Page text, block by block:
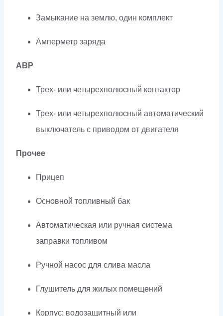
Замыкание на землю, один комплект
Амперметр заряда
АВР
Трех- или четырехполюсный контактор
Трех- или четырехполюсный автоматический
выключатель с приводом от двигателя
Прочее
Прицеп
Основной топливный бак
Автоматическая или ручная система
заправки топливом
Ручной насос для слива масла
Глушитель для жилых помещений
Корпус: водозащитный или